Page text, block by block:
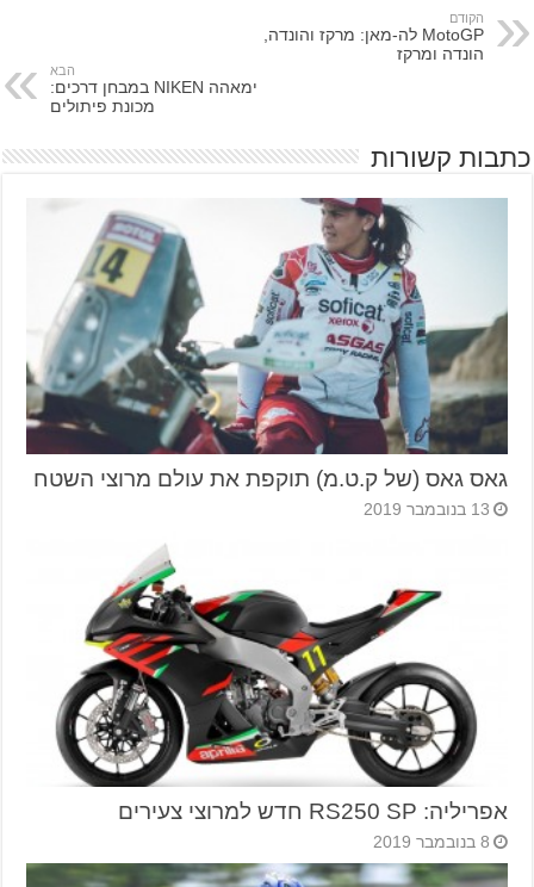
הקודם
MotoGP לה-מאן: מרקז והונדה,
הונדה ומרקז
הבא
ימאהה NIKEN במבחן דרכים:
מכונת פיתולים
כתבות קשורות
גאס גאס (של ק.ט.מ) תוקפת את עולם מרוצי השטח
13 בנובמבר 2019
אפריליה: RS250 SP חדש למרוצי צעירים
8 בנובמבר 2019